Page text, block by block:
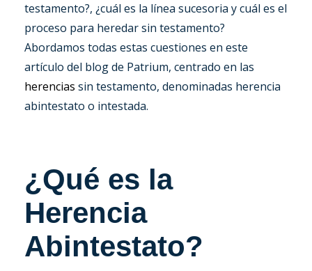
testamento?, ¿cuál es la línea sucesoria y cuál es el
proceso para heredar sin testamento?
Abordamos todas estas cuestiones en este
artículo del blog de Patrium, centrado en las
herencias sin testamento, denominadas herencia
abintestato o intestada.
¿Qué es la
Herencia
Abintestato?